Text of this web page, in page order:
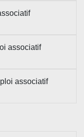
associatif
associatif